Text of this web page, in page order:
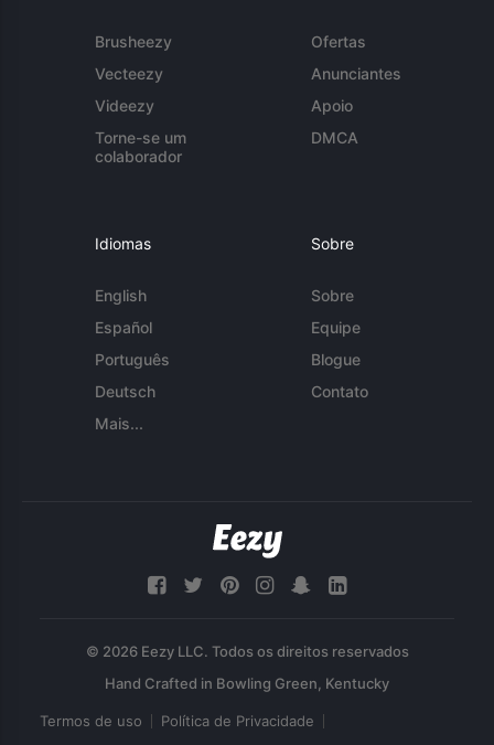
Brusheezy
Vecteezy
Videezy
Torne-se um
colaborador
Ofertas
Anunciantes
Apoio
DMCA
Idiomas
English
Español
Português
Deutsch
Mais...
Sobre
Sobre
Equipe
Blogue
Contato
© 2026 Eezy LLC. Todos os direitos reservados
Termos de uso Política de Privacidade